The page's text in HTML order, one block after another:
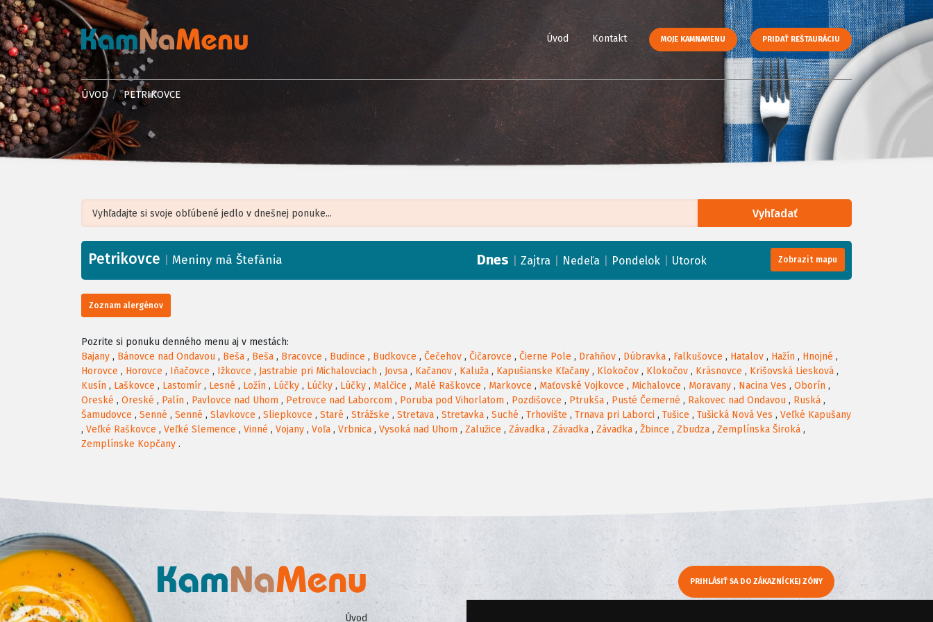
Úvod Kontakt MOJE KAMNAMENU PRIDAŤ REŠTAURÁCIU
ÚVOD PETRIKOVCE
Vyhľadať
+
−
Petrikovce Meniny má Štefánia Dnes Zajtra Nedeľa Pondelok Utorok Zobrazit mapu
Zoznam alergénov
Pozrite si ponuku denného menu aj v mestách:
Bajany , Bánovce nad Ondavou , Beša , Beša , Bracovce , Budince , Budkovce , Čečehov , Čičarovce , Čierne Pole , Drahňov , Dúbravka , Falkušovce , Hatalov , Hažín , Hnojné ,
Horovce , Horovce , Iňačovce , Ižkovce , Jastrabie pri Michalovciach , Jovsa , Kačanov , Kaluža , Kapušianske Kľačany , Klokočov , Klokočov , Krásnovce , Krišovská Liesková ,
Kusín , Laškovce , Lastomír , Lesné , Ložín , Lúčky , Lúčky , Lúčky , Malčice , Malé Raškovce , Markovce , Maťovské Vojkovce , Michalovce , Moravany , Nacina Ves , Oborín ,
Oreské , Oreské , Palín , Pavlovce nad Uhom , Petrovce nad Laborcom , Poruba pod Vihorlatom , Pozdišovce , Ptrukša , Pusté Čemerné , Rakovec nad Ondavou , Ruská ,
Šamudovce , Senné , Senné , Slavkovce , Sliepkovce , Staré , Strážske , Stretava , Stretavka , Suché , Trhovište , Trnava pri Laborci , Tušice , Tušická Nová Ves , Veľké Kapušany
, Veľké Raškovce , Veľké Slemence , Vinné , Vojany , Voľa , Vrbnica , Vysoká nad Uhom , Zalužice , Závadka , Závadka , Závadka , Žbince , Zbudza , Zemplínska Široká ,
Zemplínske Kopčany .
PRIHLÁSIŤ SA DO ZÁKAZNÍCKEJ ZÓNY
Úvod